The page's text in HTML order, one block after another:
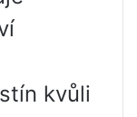
kvůli